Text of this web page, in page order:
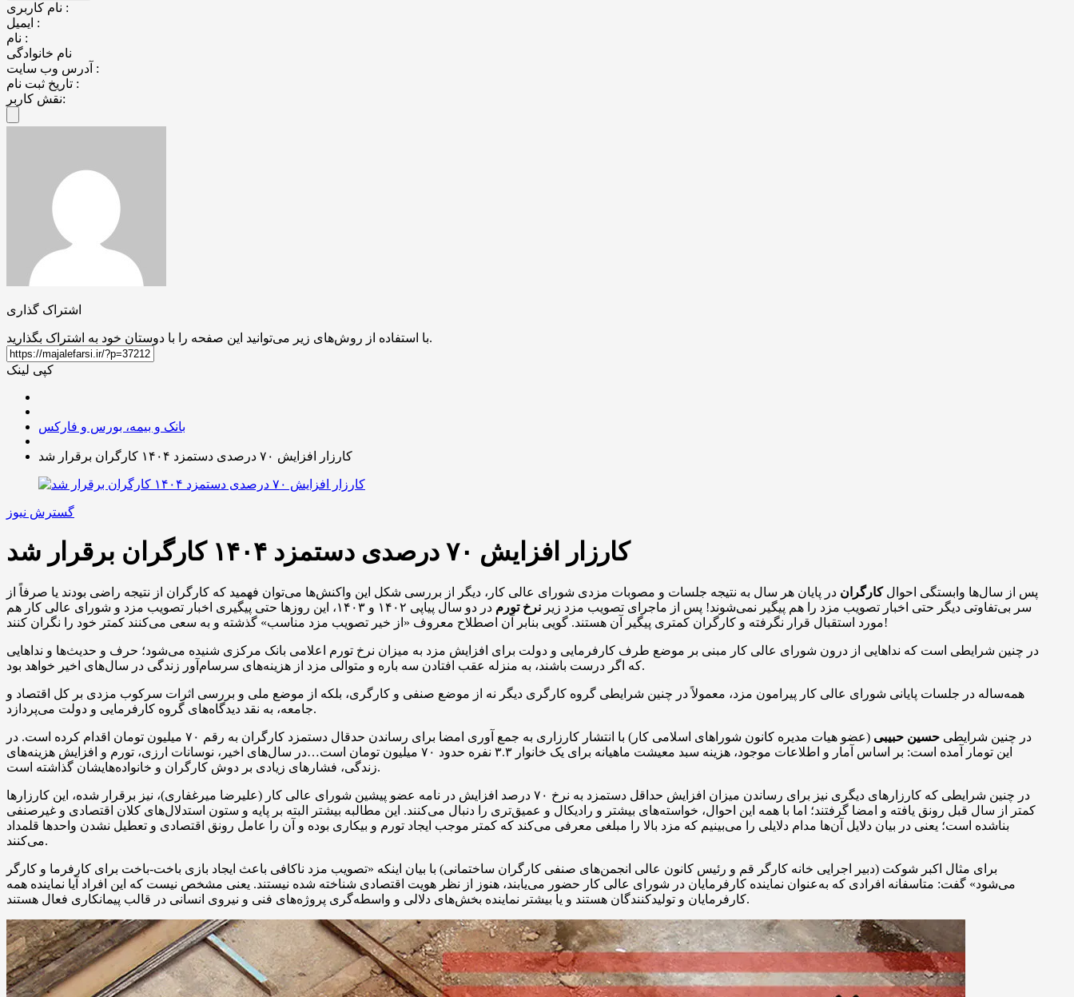
نام کاربری :
ایمیل :
نام :
نام خانوادگی
آدرس وب سایت :
تاریخ ثبت نام :
نقش کاربر:
اشتراک گذاری
با استفاده از روش‌های زیر می‌توانید این صفحه را با دوستان خود به اشتراک بگذارید.
کپی لینک
بانک و بیمه، بورس و فارکس
کارزار افزایش ۷۰ درصدی دستمزد ۱۴۰۴ کارگران برقرار شد
گسترش نیوز
کارزار افزایش ۷۰ درصدی دستمزد ۱۴۰۴ کارگران برقرار شد
پس از سال‌ها وابستگی احوالکارگران در پایان هر سال به نتیجه جلسات و مصوبات مزدی شورای عالی کار، دیگر از بررسی شکل این واکنش‌ها می‌توان فهمید که کارگران از نتیجه راضی بودند یا صرفاً از
سر بی‌تفاوتی دیگر حتی اخبار تصویب مزد را هم پیگیر نمی‌شوند! پس از ماجرای تصویب مزد زیر نرخ تورم
در دو سال پیاپی ۱۴۰۲ و ۱۴۰۳، این روزها حتی پیگیری اخبار تصویب مزد و شورای عالی کار هم
مورد استقبال قرار نگرفته و کارگران کمتری پیگیر آن هستند. گویی بنابر آن اصطلاح معروف «از خیر تصویب مزد مناسب» گذشته و به سعی می‌کنند کمتر خود را نگران کنند!
در چنین شرایطی است که نداهایی از درون شورای عالی کار مبنی بر موضع طرف کارفرمایی و دولت برای افزایش مزد به میزان نرخ تورم اعلامی بانک مرکزی شنیده می‌شود؛ حرف و حدیث‌ها و نداهایی
که اگر درست باشند، به منزله عقب افتادن سه باره و متوالی مزد از هزینه‌های سرسام‌آور زندگی در سال‌های اخیر خواهد بود.
همه‌ساله در جلسات پایانی شورای عالی کار پیرامون مزد، معمولاً در چنین شرایطی گروه کارگری دیگر نه از موضع صنفی و کارگری، بلکه از موضع ملی و بررسی اثرات سرکوب مزدی بر کل اقتصاد و
جامعه، به نقد دیدگاه‌های گروه کارفرمایی و دولت می‌پردازد.
در چنین شرایطی حسین حبیبی
(عضو هیات مدیره کانون شوراهای اسلامی کار) با انتشار کارزاری به جمع آوری امضا برای رساندن حدقال دستمزد کارگران به رقم ۷۰ میلیون تومان اقدام کرده است. در
این تومار آمده است: بر اساس آمار و اطلاعات موجود، هزینه سبد معیشت ماهیانه برای یک خانوار ۳.۳ نفره حدود ۷۰ میلیون تومان است…در سال‌های اخیر، نوسانات ارزی، تورم و افزایش هزینه‌های
زندگی، فشارهای زیادی بر دوش کارگران و خانواده‌هایشان گذاشته است.
در چنین شرایطی که کارزارهای دیگری نیز برای رساندن میزان افزایش حداقل دستمزد به نرخ ۷۰ درصد افزایش در نامه عضو پیشین شورای عالی کار (علیرضا میرغفاری)، نیز برقرار شده، این کارزارها
کمتر از سال قبل رونق یافته و امضا گرفتند؛ اما با همه این احوال، خواسته‌های بیشتر و رادیکال و عمیق‌تری را دنبال می‌کنند. این مطالبه بیشتر البته بر پایه و ستون استدلال‌های کلان اقتصادی و غیرصنفی
بناشده است؛ یعنی در بیان دلایل آن‌ها مدام دلایلی را می‌بینیم که مزد بالا را مبلغی معرفی می‌کند که کمتر موجب ایجاد تورم و بیکاری بوده و آن را عامل رونق اقتصادی و تعطیل نشدن واحدها قلمداد
می‌کنند.
برای مثال اکبر شوکت (دبیر اجرایی خانه کارگر قم و رئیس کانون عالی انجمن‌های صنفی کارگران ساختمانی) با بیان اینکه «تصویب مزد ناکافی باعث ایجاد بازی باخت-باخت برای کارفرما و کارگر
می‌شود» گفت: متاسفانه افرادی که به‌عنوان نماینده کارفرمایان در شورای عالی کار حضور می‌یابند، هنوز از نظر هویت اقتصادی شناخته شده نیستند. یعنی مشخص نیست که این افراد آیا نماینده همه
کارفرمایان و تولیدکنندگان هستند و یا بیشتر نماینده بخش‌های دلالی و واسطه‌گری پروژه‌های فنی و نیروی انسانی در قالب پیمانکاری فعال هستند.